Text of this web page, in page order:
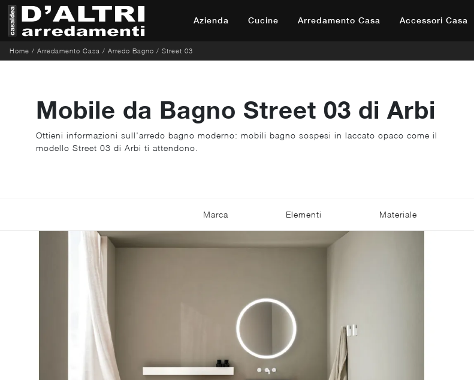
Azienda Cucine Arredamento Casa Accessori Casa
Home / Arredamento Casa / Arredo Bagno / Street 03
Mobile da Bagno Street 03 di Arbi
Ottieni informazioni sull'arredo bagno moderno: mobili bagno sospesi in laccato opaco come il
modello Street 03 di Arbi ti attendono.
Marca Elementi Materiale